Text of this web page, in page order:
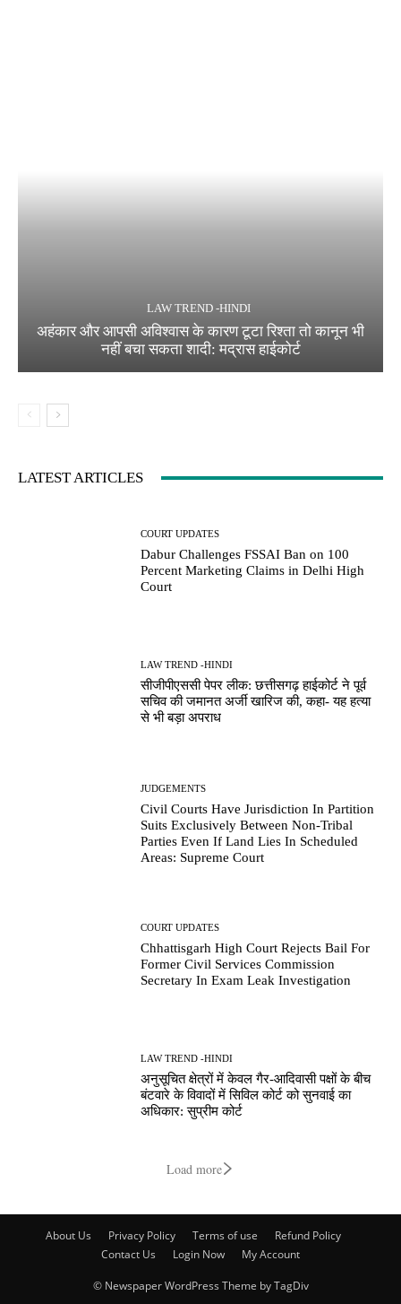
LAW TREND -HINDI
अहंकार और आपसी अविश्वास के कारण टूटा रिश्ता तो कानून भी
नहीं बचा सकता शादी: मद्रास हाईकोर्ट
LATEST ARTICLES
COURT UPDATES
Dabur Challenges FSSAI Ban on 100
Percent Marketing Claims in Delhi High
Court
LAW TREND -HINDI
सीजीपीएससी पेपर लीक: छत्तीसगढ़ हाईकोर्ट ने पूर्व
सचिव की जमानत अर्जी खारिज की, कहा- यह हत्या
से भी बड़ा अपराध
JUDGEMENTS
Civil Courts Have Jurisdiction In Partition
Suits Exclusively Between Non-Tribal
Parties Even If Land Lies In Scheduled
Areas: Supreme Court
COURT UPDATES
Chhattisgarh High Court Rejects Bail For
Former Civil Services Commission
Secretary In Exam Leak Investigation
LAW TREND -HINDI
अनुसूचित क्षेत्रों में केवल गैर-आदिवासी पक्षों के बीच
बंटवारे के विवादों में सिविल कोर्ट को सुनवाई का
अधिकार: सुप्रीम कोर्ट
Load more
About Us Privacy Policy Terms of use
Refund Policy
Contact Us
Login Now My Account
© Newspaper WordPress Theme by TagDiv